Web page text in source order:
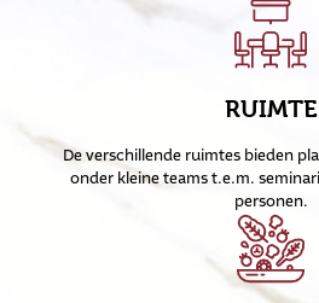
RUIMTE
De verschillende ruimtes bieden
onder kleine teams t.e.m.
personen.